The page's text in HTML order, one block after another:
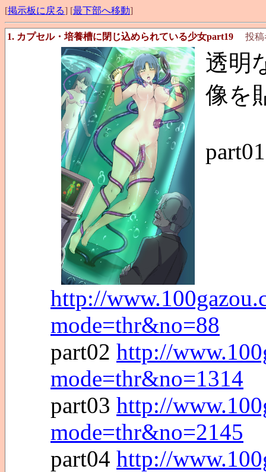
[掲示板に戻る] [最下部へ移動]
1. カプセル・培養槽に閉じ込められている少女part19 投稿
透明
像を
part01
http://
mode=thr&no=88
part02 http://
mode=thr&no=1314
part03 http://
mode=thr&no=2145
part04 http://